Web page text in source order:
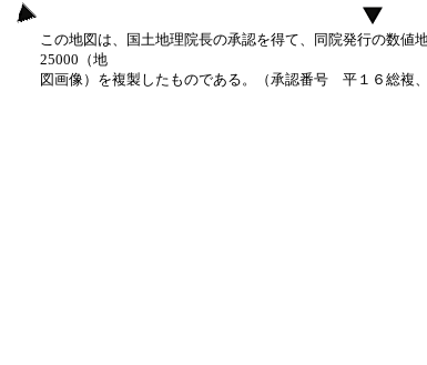
この地図は、国土地理院長の承認を得て、同院発行の数値
25000（地
図画像）を複製したものである。（承認番号 平１６総複、